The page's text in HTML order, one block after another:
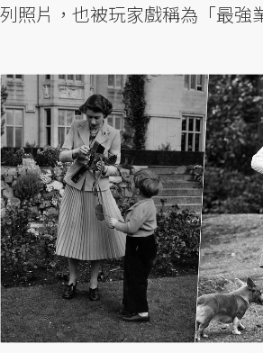
列照片，也被玩家戲稱為「最強